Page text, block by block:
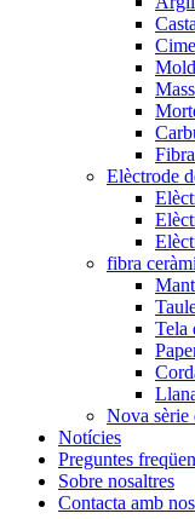
Elèctrode
fibra
Tela
Nova sèrie
Notícies
Preguntes
Sobre nosaltres
Contacta amb